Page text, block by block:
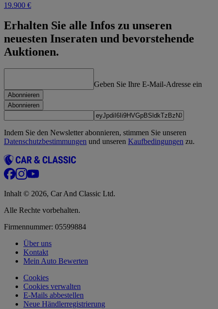
19.900 €
Erhalten Sie alle Infos zu unseren
neuesten Inseraten und bevorstehende
Auktionen.
Geben Sie Ihre E-Mail-Adresse ein
Abonnieren
Abonnieren
Indem Sie den Newsletter abonnieren, stimmen Sie unseren
Datenschutzbestimmungen und unseren Kaufbedingungen zu.
Inhalt © 2026, Car And Classic Ltd.
Alle Rechte vorbehalten.
Firmennummer: 05599884
Über uns
Kontakt
Mein Auto Bewerten
Cookies
Cookies verwalten
E-Mails abbestellen
Neue Händlerregistrierung